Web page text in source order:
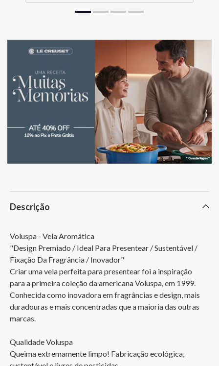
Descrição
Voluspa - Vela Aromática
"Design Premiado / Ideal Para Presentear / Sustentável /
Fixação Da Fragrância / Inovador"
Criar uma vela perfeita para presentear foi a inspiração
para a primeira coleção da americana Voluspa, em 1999.
Conhecida como inovadora em fragrâncias e design, mais
duradouras e mais concentradas que a maioria das outras
marcas.
Qualidade Voluspa
Queima extremamente limpo! Fabricação ecológica,